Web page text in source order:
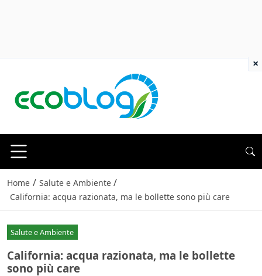
Home / Salute e Ambiente /
California: acqua razionata, ma le bollette sono più care
Salute e Ambiente
California: acqua razionata, ma le bollette
sono più care
×